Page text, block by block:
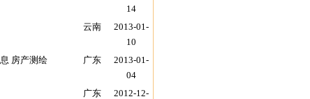
14
云南
2013-01-
10
房产测绘 广东
2013-01-
04
广东
2012-12-